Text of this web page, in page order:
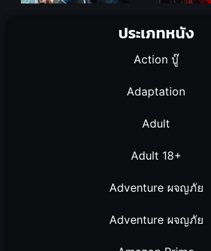
ประเภทหนัง
Action บู๊
Adaptation
Adult
Adult 18+
Adventure ผจญภัย
Adventure ผจญภัย